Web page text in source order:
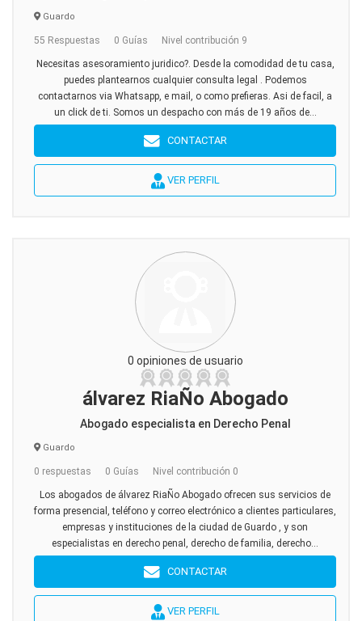
Guardo
55 Respuestas 0 Guías Nivel contribución 9
Necesitas asesoramiento juridico?. Desde la comodidad de tu casa,
puedes plantearnos cualquier consulta legal . Podemos
contactarnos via Whatsapp, e mail, o como prefieras. Asi de facil, a
un click de ti. Somos un despacho con más de 19 años de...
CONTACTAR
VER PERFIL
0 opiniones de usuario
álvarez RiaÑo Abogado
Abogado especialista en Derecho Penal
Guardo
0 respuestas 0 Guías Nivel contribución 0
Los abogados de álvarez RiaÑo Abogado ofrecen sus servicios de
forma presencial, teléfono y correo electrónico a clientes particulares,
empresas y instituciones de la ciudad de Guardo , y son
especialistas en derecho penal, derecho de familia, derecho...
CONTACTAR
VER PERFIL